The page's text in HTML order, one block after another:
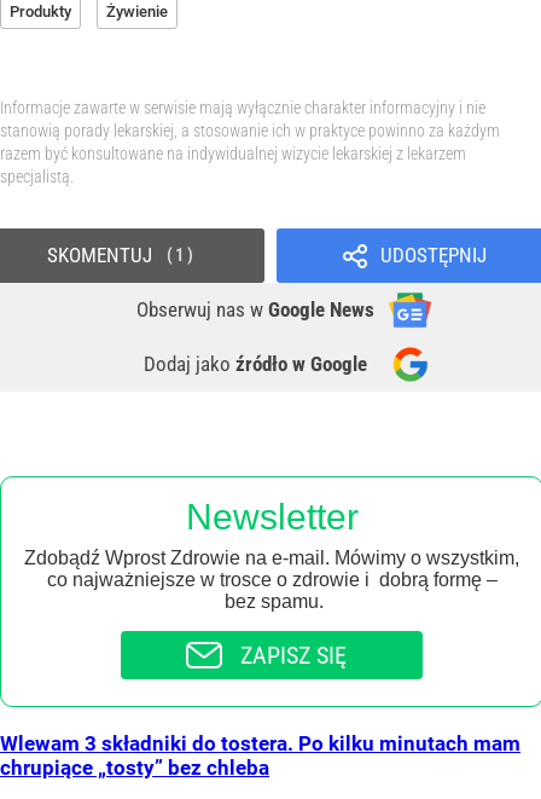
Produkty Żywienie
Informacje zawarte w serwisie mają wyłącznie charakter informacyjny i nie
stanowią porady lekarskiej, a stosowanie ich w praktyce powinno za każdym
razem być konsultowane na indywidualnej wizycie lekarskiej z lekarzem
specjalistą.
UDOSTĘPNIJ
Obserwuj nas w Google News
Dodaj jako źródło w Google
SKOMENTUJ 1
Newsletter
Zdobądź Wprost Zdrowie na e-mail. Mówimy o wszystkim,
co najważniejsze w trosce o zdrowie i dobrą formę –
bez spamu.
ZAPISZ SIĘ
Wlewam 3 składniki do tostera. Po kilku minutach mam
chrupiące „tosty” bez chleba